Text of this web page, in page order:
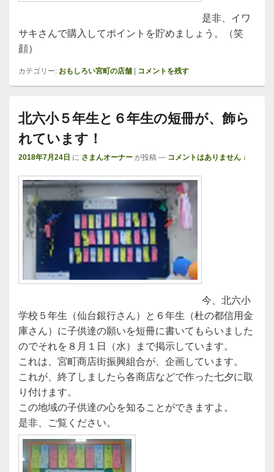
是非、イワ
サキさんで購入してポイントを貯めましょう。（笑
顔）
カテゴリー: おもしろい宮町の店舗 コメントを残す
北六小５年生と６年生の短冊が、飾ら
れています！
2018年7月24日 に さまんオーナー が投稿 — コメントはありません ↓
今、北六小
学校５年生（仙台銀行さん）と６年生（杜の都信用金
庫さん）に子供達の願いを短冊に書いてもらいました
のでそれを８月１日（水）まで掲示しています。
これは、宮町商店街振興組合が、企画しています。
これが、終了しましたら各商店などで作った七夕に取
り付けます。
この地域の子供達の心を知ることができますよ。
是非、ご覧ください。